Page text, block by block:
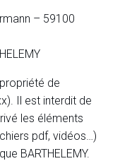
– 59100
de
Il est interdit de
les éléments
pdf, vidéos…)
BARTHELEMY.